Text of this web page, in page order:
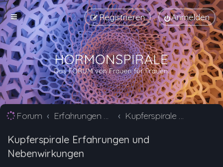
Anmelden
Registrieren
Forum Erfahrungen mit Verhütungsmittel Alternativen Kupferspirale Erfahrungen und Nebenwirkungen
Kupferspirale Erfahrungen und
Nebenwirkungen